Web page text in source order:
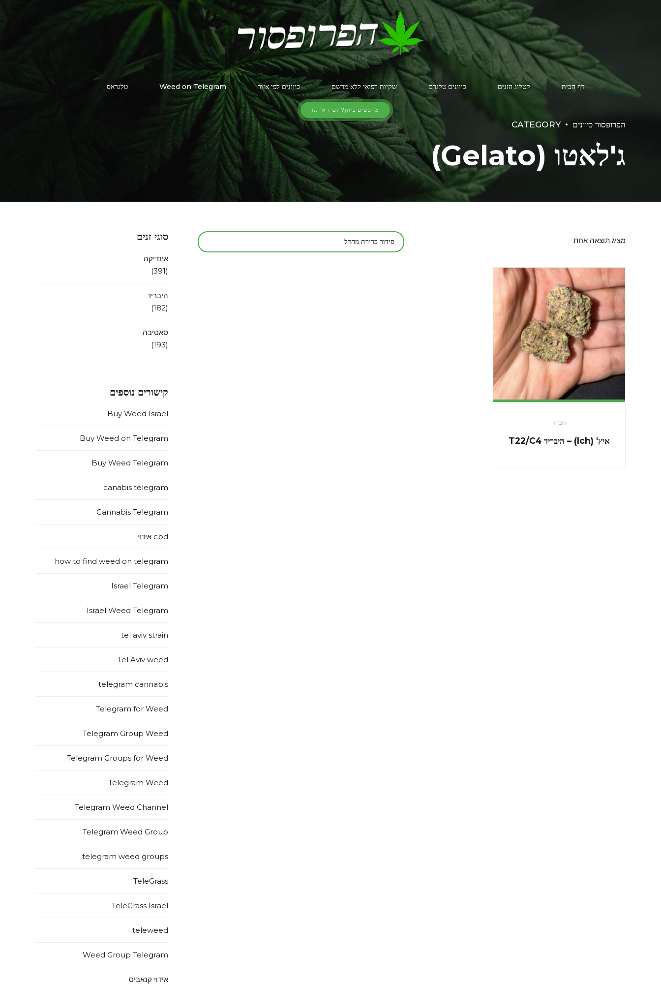
דף הבית קטלוג הזנים כיוונים טלגרם שקיות רפואי ללא מרשם כיוונים לפי אזור Weed on Telegram טלגראס
מחפשים כיוון? דברו איתנו
הפרופסור כיוונים CATEGORY
ג'לאטו (Gelato)
מציג תוצאה אחת
היבריד
איץ' (Ich) – היבריד T22/C4
סוגי זנים
אינדיקה
(391)
היבריד
(182)
סאטיבה
(193)
קישורים נוספים
Buy Weed Israel
Buy Weed on Telegram
Buy Weed Telegram
canabis telegram
Cannabis Telegram
cbd אידוי
how to find weed on telegram
Israel Telegram
Israel Weed Telegram
tel aviv strain
Tel Aviv weed
telegram cannabis
Telegram for Weed
Telegram Group Weed
Telegram Groups for Weed
Telegram Weed
Telegram Weed Channel
Telegram Weed Group
telegram weed groups
TeleGrass
TeleGrass Israel
teleweed
Weed Group Telegram
אידוי קנאביס